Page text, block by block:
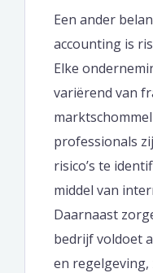
Een ander
accounting is
Elke
variërend van
professionals
risico’s te
middel van
Daarnaast
bedrijf voldoet
en